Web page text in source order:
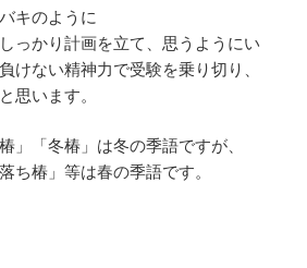
キのように
っかり計画を立て、思うようにい
けない精神力で受験を乗り切り、
思います。
」「冬椿」は冬の季語ですが、
ち椿」等は春の季語です。